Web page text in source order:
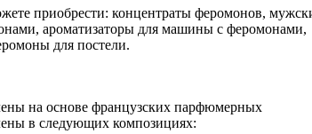
приобрести: концентраты феромонов,
ароматизаторы для машины с феромонами,
для постели.
на основе французских парфюмерных
в следующих композициях: